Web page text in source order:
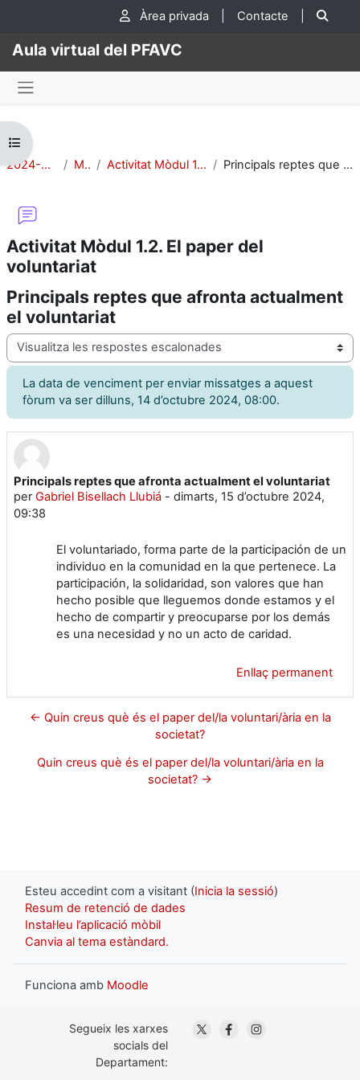
Ves al contingut principal
Àrea privada Contacte
Aula virtual del PFAVC
Obre l'índex del curs
2024-CIV-Adhara-2
Mòdul 1: Activitat Mòdul 1.2. El paper del voluntariat Principals reptes que afronta actualment el voluntariat
Activitat Mòdul 1.2. El paper del
voluntariat
Principals reptes que afronta actualment
el voluntariat
Mode de visualització
La data de venciment per enviar missatges a aquest
fòrum va ser dilluns, 14 d’octubre 2024, 08:00.
Principals reptes que afronta actualment el voluntariat
perGabriel Bisellach Llubiá - dimarts, 15 d’octubre 2024,
09:38
Nombre de respostes: 0
El voluntariado, forma parte de la participación de un
individuo en la comunidad en la que pertenece. La
participación, la solidaridad, son valores que han
hecho posible que lleguemos donde estamos y el
hecho de compartir y preocuparse por los demás
es una necesidad y no un acto de caridad.
Enllaç permanent
← Quin creus què és el paper del/la voluntari/ària en la
societat?
Quin creus què és el paper del/la voluntari/ària en la
societat? →
Esteu accedint com a visitant (Inicia la sessió)
Resum de retenció de dades
Instal·leu l’aplicació mòbil
Canvia al tema estàndard.
Funciona amb Moodle
Segueix les xarxes
socials del
Departament:
. Obre en una nova
. Obre en una nova